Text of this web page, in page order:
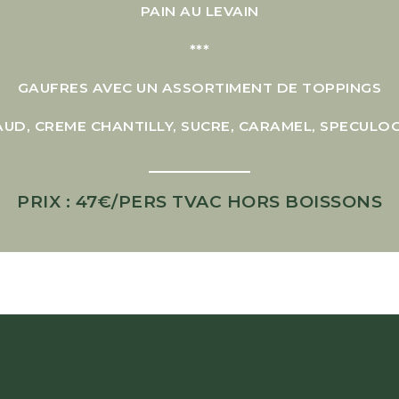
PAIN AU LEVAIN
***
GAUFRES AVEC UN ASSORTIMENT DE TOPPINGS
CREME CHANTILLY, SUCRE, CARAMEL,
PRIX : 47€/PERS TVAC HORS BOISSONS